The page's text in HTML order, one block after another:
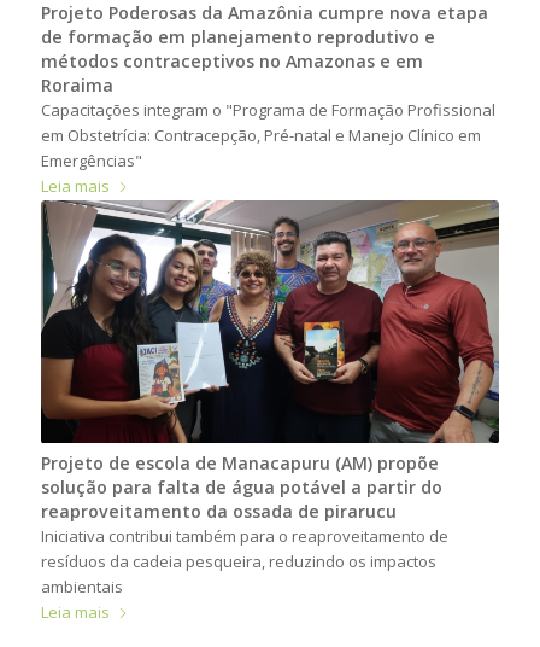
Projeto Poderosas da Amazônia cumpre nova etapa
de formação em planejamento reprodutivo e
métodos contraceptivos no Amazonas e em
Roraima
Capacitações integram o "Programa de Formação Profissional
em Obstetrícia: Contracepção, Pré-natal e Manejo Clínico em
Emergências"
Leia mais
Projeto de escola de Manacapuru (AM) propõe
solução para falta de água potável a partir do
reaproveitamento da ossada de pirarucu
Iniciativa contribui também para o reaproveitamento de
resíduos da cadeia pesqueira, reduzindo os impactos
ambientais
Leia mais